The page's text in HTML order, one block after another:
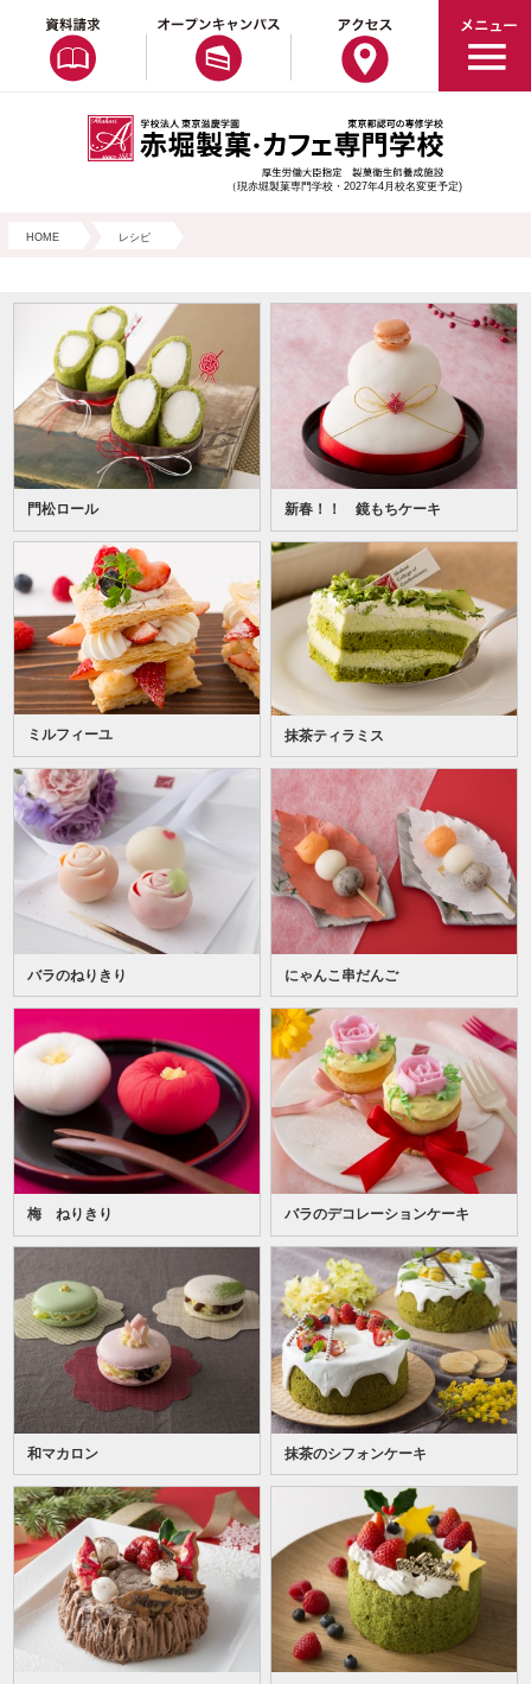
（現赤堀製菓専門学校・2027年4月校名変更予定)
HOME レシピ
門松ロール 新春！！ 鏡もちケーキ
ミルフィーユ 抹茶ティラミス
バラのねりきり にゃんこ串だんご
梅 ねりきり バラのデコレーションケーキ
和マカロン 抹茶のシフォンケーキ